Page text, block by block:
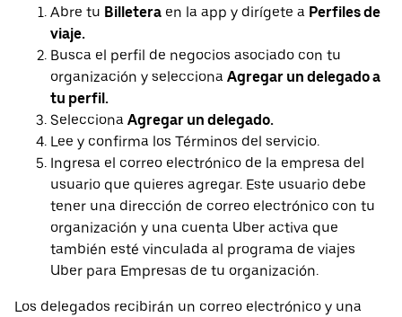
Abre tu Billetera en la app y dirígete a Perfiles de
viaje.
Busca el perfil de negocios asociado con tu
organización y selecciona Agregar un delegado a
tu perfil.
Selecciona Agregar un delegado.
Lee y confirma los Términos del servicio.
Ingresa el correo electrónico de la empresa del
usuario que quieres agregar. Este usuario debe
tener una dirección de correo electrónico con tu
organización y una cuenta Uber activa que
también esté vinculada al programa de viajes
Uber para Empresas de tu organización.
Los delegados recibirán un correo electrónico y una